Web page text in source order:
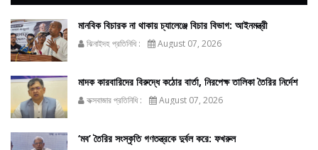
মানবিক বিচারক না থাকায় চ্যালেঞ্জে বিচার বিভাগ: আইনমন্ত্রী
ঝিনাইদহ প্রতিনিধি : August 07, 2026
মাদক কারবারিদের বিরুদ্ধে কঠোর বার্তা, নিরপেক্ষ তালিকা তৈরির নির্দেশ
কক্সবাজার প্রতিনিধি : August 07, 2026
‘মব’ তৈরির সংস্কৃতি গণতন্ত্রকে দুর্বল করে: ফখরুল